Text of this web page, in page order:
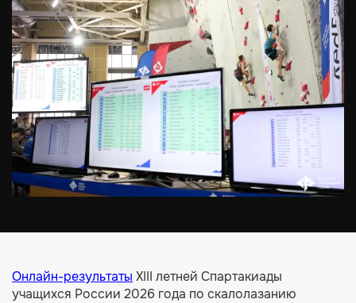
Онлайн-результаты XIII летней Спартакиады
учащихся России 2026 года по скалолазанию